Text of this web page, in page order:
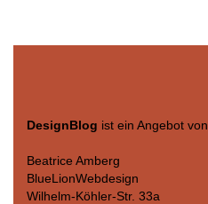
DesignBlog ist ein Angebot von
Beatrice Amberg
BlueLionWebdesign
Wilhelm-Köhler-Str. 33a